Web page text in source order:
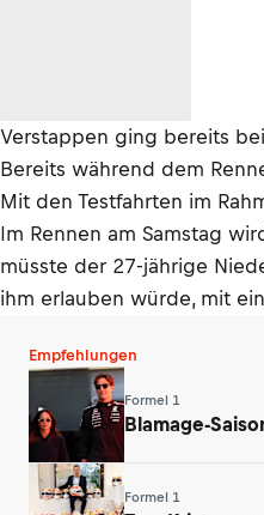
Verstappen ging bereits
Bereits während dem
Mit den Testfahrten im
Im Rennen am Samstag
müsste der 27-jährige
ihm erlauben würde, mit
Empfehlungen
Formel 1
Blamage-
Formel 1